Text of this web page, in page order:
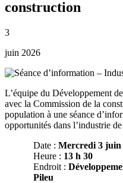
construction
3
juin 2026
L’équipe du Développement
avec la Commission de la
population à une séance
opportunités dans l’industrie
Date : Mercredi 3 juin
Heure : 13 h 30
Endroit :
Pileu